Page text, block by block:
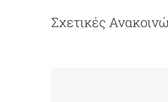
Σχετικές